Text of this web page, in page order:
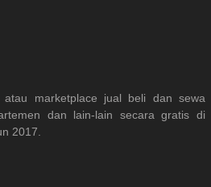
atau marketplace jual beli dan sewa
dan lain-lain secara gratis di
2017.